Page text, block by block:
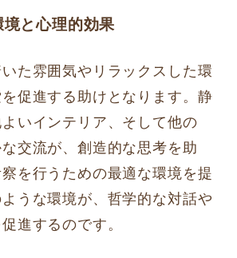
と心理的効果
た雰囲気やリラックスした環
促進する助けとなります。静
いインテリア、そして他の
交流が、創造的な思考を助
を行うための最適な環境を提
うな環境が、哲学的な対話や
進するのです。